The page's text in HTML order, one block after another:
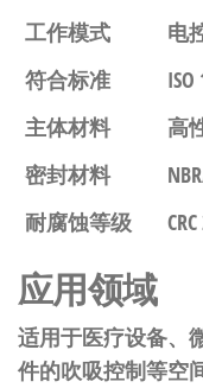
工作模式
电
符合标准
ISO
主体材料
高
密封材料
耐腐蚀等级
应用领域
适用于医疗设备、
件的吹吸控制等空